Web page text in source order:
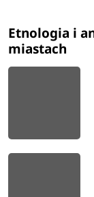
Etnologia i
miastach